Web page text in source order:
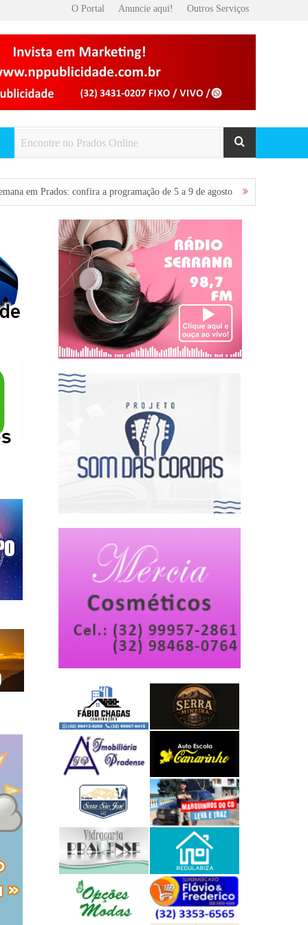
O Portal Anuncie aqui! Outros Serviços
a programação de 5 a 9 de agosto Voos entre São João del-Rei e